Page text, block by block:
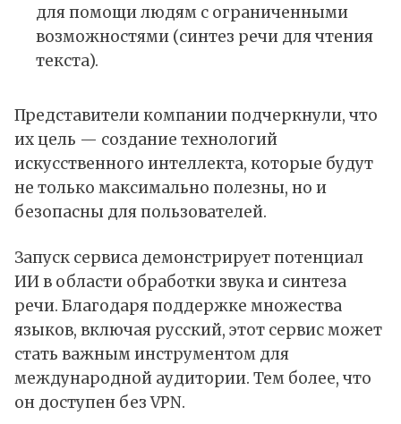
для помощи людям с ограниченными
возможностями (синтез речи для чтения
текста).
Представители компании подчеркнули, что
их цель — создание технологий
искусственного интеллекта, которые будут
не только максимально полезны, но и
безопасны для пользователей.
Запуск сервиса демонстрирует потенциал
ИИ в области обработки звука и синтеза
речи. Благодаря поддержке множества
языков, включая русский, этот сервис может
стать важным инструментом для
международной аудитории. Тем более, что
он доступен без VPN.